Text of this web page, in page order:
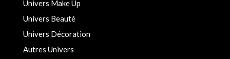
Univers Make Up
Univers Beauté
Univers Décoration
Autres Univers